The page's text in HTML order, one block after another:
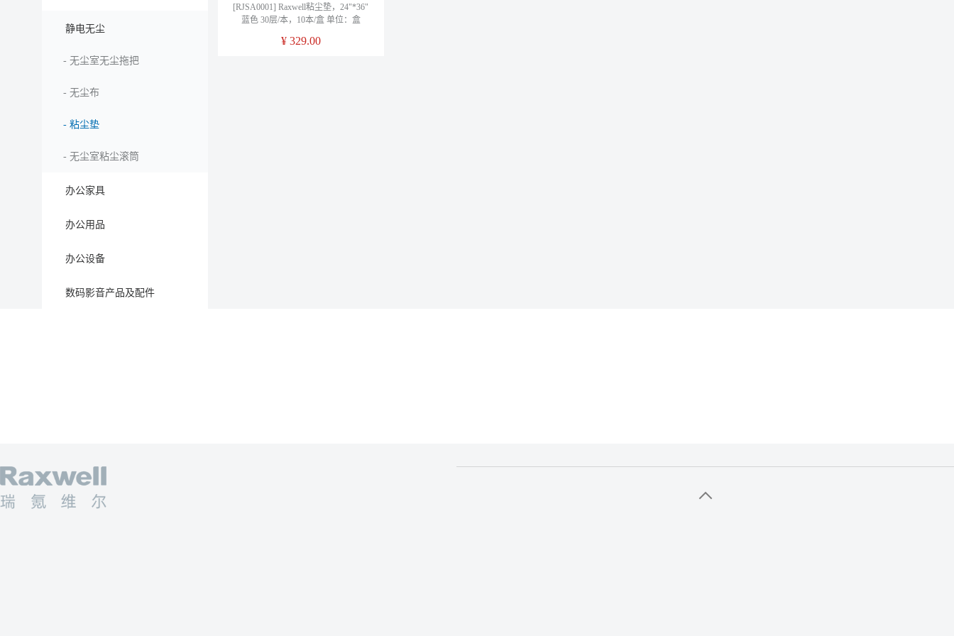
静电无尘
- 无尘室无尘拖把
- 无尘布
- 粘尘垫
- 无尘室粘尘滚筒
办公家具
办公用品
办公设备
数码影音产品及配件
[RJSA0001] Raxwell粘尘垫，24"*36"
蓝色 30层/本，10本/盒 单位：盒
¥ 329.00